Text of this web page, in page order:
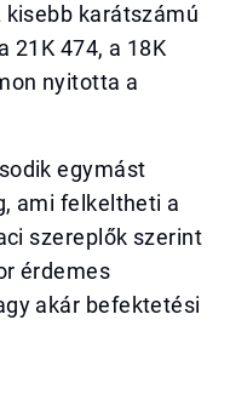
karátszámú
21K 474, a 18K
nyitotta a
egymást
ami felkeltheti a
szereplők szerint
érdemes
akár befektetési